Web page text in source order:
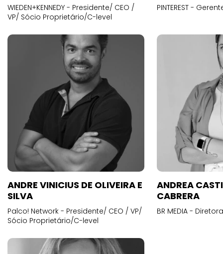
WIEDEN+KENNEDY - Presidente/ CEO /
VP/ Sócio Proprietário/C-level
PINTEREST -
ANDRE VINICIUS DE OLIVEIRA E
SILVA
Palco! Network - Presidente/ CEO / VP/
Sócio Proprietário/C-level
ANDREA
CABRERA
BR MEDIA -